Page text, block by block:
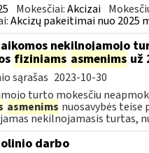
Mokesčiai:Akcizai
Akcizų pakeitimai nuo 2025
nekilnojamojo
fiziniams asmenims už
sąrašas 2023-10-30
turto mokesčiu
asmenims nuosavybės teise
nekilnojamasis turtas,
darbo